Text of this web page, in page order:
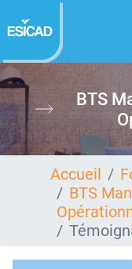
au
contenu
BTS
Accueil
BTS